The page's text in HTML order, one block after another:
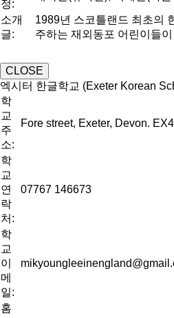
정:
소개
글:
1989년 스코틀랜드 최초의
주하는 재외동포 어린이들
CLOSE
엑시터 한글학교 (Exeter Korean
학
교
주
소:
Fore street, Exeter, Devon.
학
교
연
락
처:
07767 146673
학
교
이
메
일:
홈